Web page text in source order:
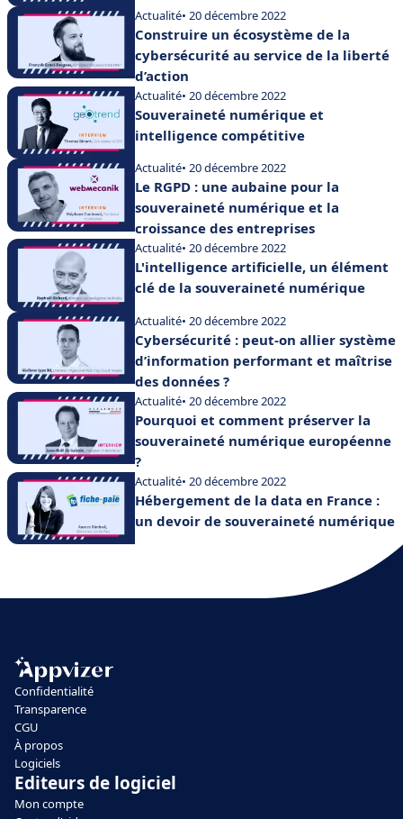
Actualité• 20 décembre 2022
Construire un écosystème de la
cybersécurité au service de la liberté
d’action
Actualité• 20 décembre 2022
Souveraineté numérique et
intelligence compétitive
Actualité• 20 décembre 2022
Le RGPD : une aubaine pour la
souveraineté numérique et la
croissance des entreprises
Actualité• 20 décembre 2022
L'intelligence artificielle, un élément
clé de la souveraineté numérique
Actualité• 20 décembre 2022
Cybersécurité : peut-on allier système
d’information performant et maîtrise
des données ?
Actualité• 20 décembre 2022
Pourquoi et comment préserver la
souveraineté numérique européenne
?
Actualité• 20 décembre 2022
Hébergement de la data en France :
un devoir de souveraineté numérique
Confidentialité
Transparence
CGU
À propos
Logiciels
Editeurs de logiciel
Mon compte